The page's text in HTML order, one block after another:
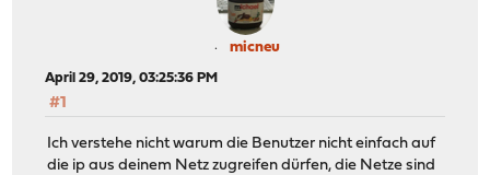
micneu
April 29, 2019, 03:25:36 PM
#1
Ich verstehe nicht warum die Benutzer nicht einfach auf
die ip aus deinem Netz zugreifen dürfen, die Netze sind